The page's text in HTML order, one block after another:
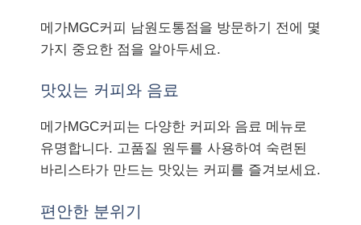
메가MGC커피 남원도통점을 방문하기 전에 몇
가지 중요한 점을 알아두세요.
맛있는 커피와 음료
메가MGC커피는 다양한 커피와 음료 메뉴로
유명합니다. 고품질 원두를 사용하여 숙련된
바리스타가 만드는 맛있는 커피를 즐겨보세요.
편안한 분위기